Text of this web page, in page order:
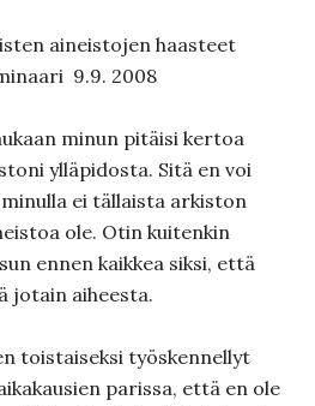
aineistojen haasteet
9.9. 2008
minun pitäisi kertoa
ylläpidosta. Sitä en voi
ei tällaista arkiston
ole. Otin kuitenkin
ennen kaikkea siksi, että
jotain aiheesta.
toistaiseksi työskennellyt
parissa, että en ole